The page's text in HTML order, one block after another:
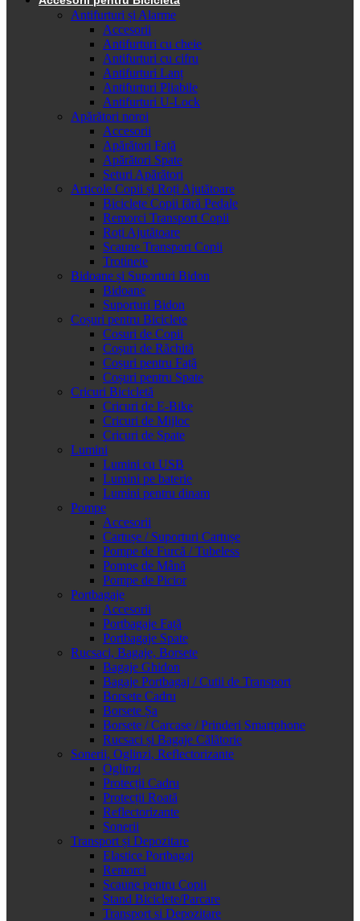
Antifurturi și Alarme
Accesorii
Antifurturi cu cheie
Antifurturi cu cifru
Antifurturi Lanț
Antifurturi Pliabile
Antifurturi U-Lock
Apărători noroi
Accesorii
Apărători Față
Apărători Spate
Seturi Apărători
Articole Copii și Roți Ajutătoare
Biciclete Copii fără Pedale
Remorci Transport Copii
Roți Ajutătoare
Scaune Transport Copii
Trotinete
Bidoane și Suporturi Bidon
Bidoane
Suporturi Bidon
Coșuri pentru Biciclete
Cosuri de Copii
Coșuri de Răchită
Coșuri pentru Față
Coșuri pentru Spate
Cricuri Bicicletă
Cricuri de E-Bike
Cricuri de Mijloc
Cricuri de Spate
Lumini
Lumini cu USB
Lumini pe baterie
Lumini pentru dinam
Pompe
Accesorii
Cartușe / Suporturi Cartușe
Pompe de Furcă / Tubeless
Pompe de Mână
Pompe de Picior
Portbagaje
Accesorii
Portbagaje Față
Portbagaje Spate
Rucsaci, Bagaje, Borsete
Bagaje Ghidon
Bagaje Portbagaj / Cutii de Transport
Borsete Cadru
Borsete Șa
Borsete / Carcase / Prinderi Smartphone
Rucsaci și Bagaje Călătorie
Sonerii, Oglinzi, Reflectorizante
Oglinzi
Protecții Cadru
Protecții Roată
Reflectorizante
Sonerii
Transport și Depozitare
Elastice Portbagaj
Remorci
Scaune pentru Copii
Stand Biciclete/Parcare
Transport si Depozitare